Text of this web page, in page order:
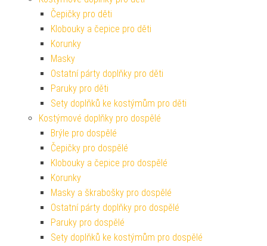
Čepičky pro děti
Klobouky a čepice pro děti
Korunky
Masky
Ostatní párty doplňky pro děti
Paruky pro děti
Sety doplňků ke kostýmům pro děti
Kostýmové doplňky pro dospělé
Brýle pro dospělé
Čepičky pro dospělé
Klobouky a čepice pro dospělé
Korunky
Masky a škrabošky pro dospělé
Ostatní párty doplňky pro dospělé
Paruky pro dospělé
Sety doplňků ke kostýmům pro dospělé